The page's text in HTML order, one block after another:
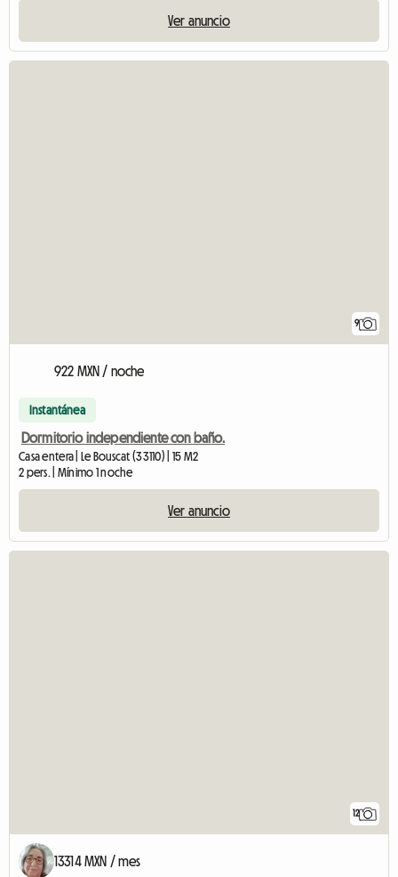
Ver anuncio
9
922 MXN / noche
Instantánea
Dormitorio independiente con baño.
Casa entera | Le Bouscat (33110) | 15 M2
2 pers. | Mínimo 1 noche
Ver anuncio
12
13314 MXN / mes